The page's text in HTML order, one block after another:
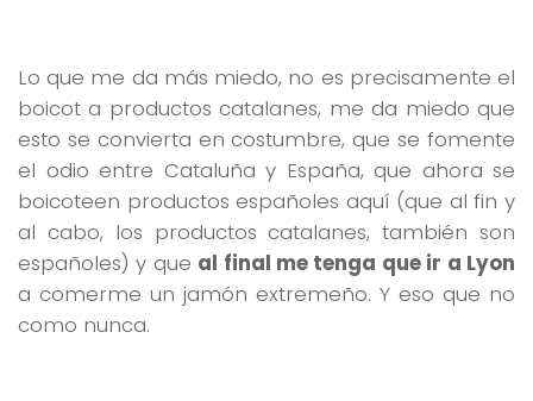
Lo que me da más miedo, no es precisamente el
boicot a productos catalanes, me da miedo que
esto se convierta en costumbre, que se fomente
el odio entre Cataluña y España, que ahora se
boicoteen productos españoles aquí (que al fin y
al cabo, los productos catalanes, también son
españoles) y que al final me tenga que ir a Lyon
a comerme un jamón extremeño. Y eso que no
como nunca.